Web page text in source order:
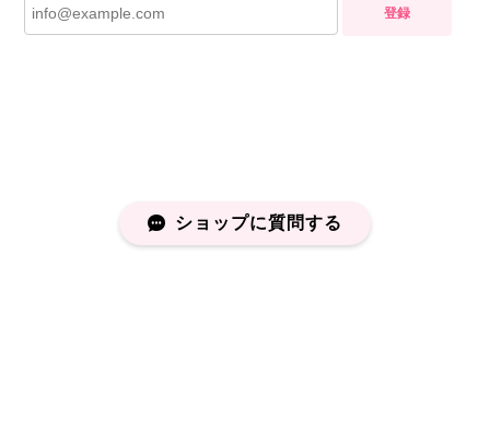
登録
ショップに質問する